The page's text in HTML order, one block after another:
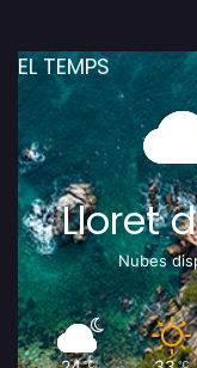
EL TEMPS
Lloret
Nubes
℃ ℃